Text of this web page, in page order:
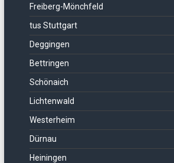
Freiberg-Mönchfeld
tus Stuttgart
Deggingen
Bettringen
Schönaich
Lichtenwald
Westerheim
Dürnau
Heiningen